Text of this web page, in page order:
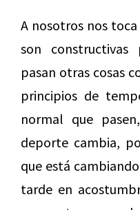
A nosotros nos
son
pasan otras cosas
principios de
normal que
deporte cambia,
que está
tarde en